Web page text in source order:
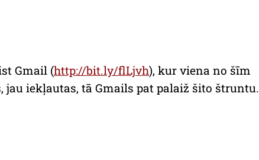
Gmail (http://bit.ly/flLjvh), kur viena no šīm
iekļautas, tā Gmails pat palaiž šito štruntu.